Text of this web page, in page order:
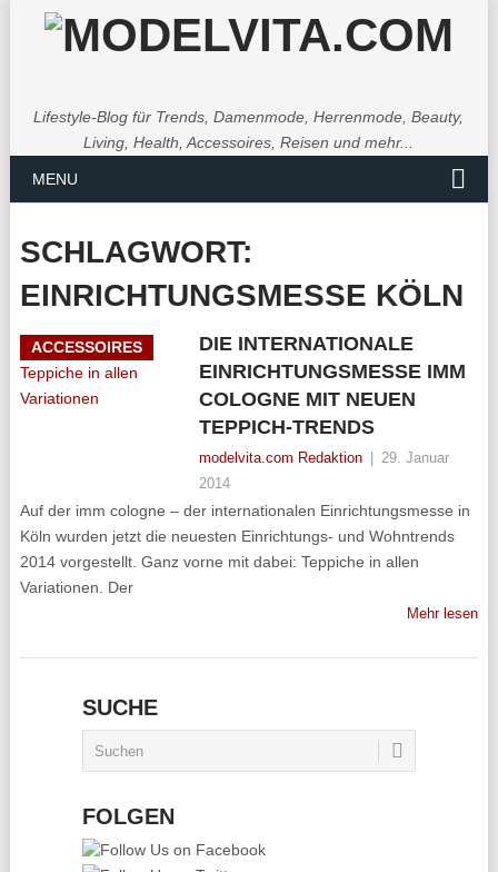
Lifestyle-Blog für Trends, Damenmode, Herrenmode, Beauty,
Living, Health, Accessoires, Reisen und mehr...
MENU
SCHLAGWORT:
EINRICHTUNGSMESSE KÖLN
ACCESSOIRES
DIE INTERNATIONALE
EINRICHTUNGSMESSE IMM
COLOGNE MIT NEUEN
TEPPICH-TRENDS
modelvita.com Redaktion
29. Januar
2014
Auf der imm cologne – der internationalen Einrichtungsmesse in
Köln wurden jetzt die neuesten Einrichtungs- und Wohntrends
2014 vorgestellt. Ganz vorne mit dabei: Teppiche in allen
Variationen. Der
Mehr lesen
SUCHE
FOLGEN